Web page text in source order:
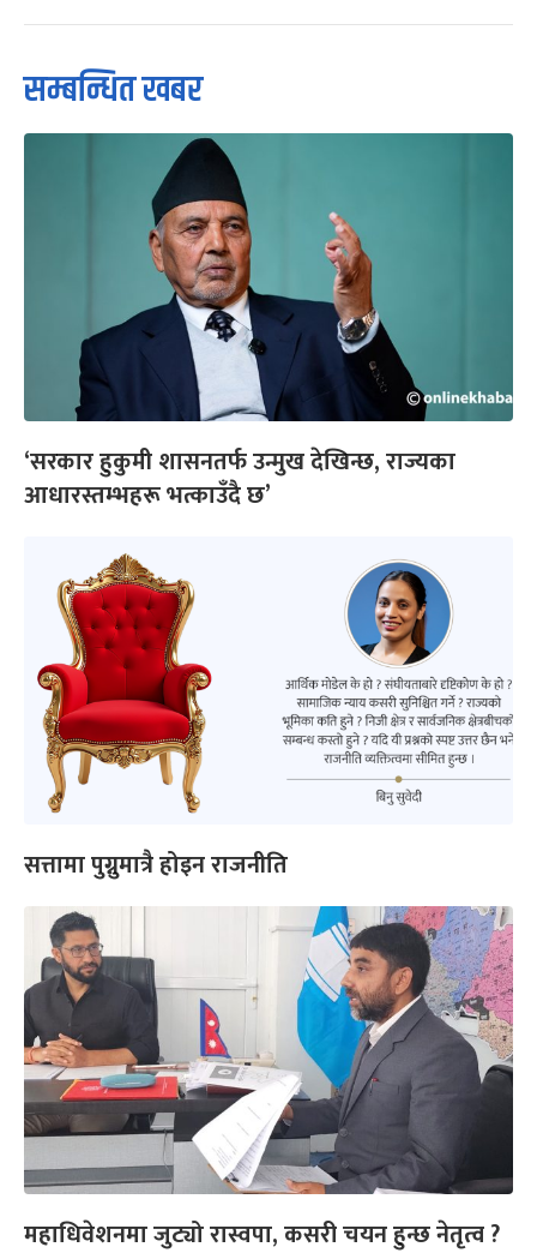
सम्बन्धित खबर
‘सरकार हुकुमी शासनतर्फ उन्मुख देखिन्छ, राज्यका
आधारस्तम्भहरू भत्काउँदै छ’
सत्तामा पुग्नुमात्रै होइन राजनीति
महाधिवेशनमा जुट्यो रास्वपा, कसरी चयन हुन्छ नेतृत्व ?